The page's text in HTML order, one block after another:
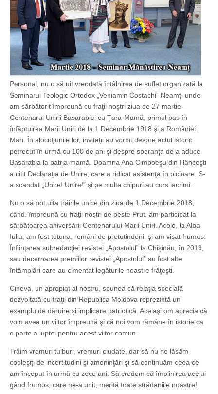
Personal, nu o să uit vreodată întâlnirea de suflet organizată la
Seminarul Teologic Ortodox „Veniamin Costachi” Neamţ, unde
am sărbătorit împreună cu fraţii noştri ziua de 27 martie –
Centenarul Unirii Basarabiei cu Ţara-Mamă, primul pas în
înfăptuirea Marii Uniri de la 1 Decembrie 1918 şi a României
Mari. În alocuţiunile lor, invitaţii au vorbit despre actul istoric
petrecut în urmă cu 100 de ani şi despre speranţa de a aduce
Basarabia la patria-mamă. Doamna Ana Cimpoeşu din Hânceşti
a citit Declaraţia de Unire, care a ridicat asistenţa în picioare. S-
a scandat „Unire! Unire!” şi pe multe chipuri au curs lacrimi.
Nu o să pot uita trăirile unice din ziua de 1 Decembrie 2018,
când, împreună cu fraţii noştri de peste Prut, am participat la
sărbătoarea aniversării Centenarului Marii Uniri. Acolo, la Alba
Iulia, am fost totuna, români de pretutindeni, şi am visat frumos.
Înfiinţarea subredacţiei revistei „Apostolul” la Chişinău, în 2019,
sau decernarea premiilor revistei „Apostolul” au fost alte
întâmplări care au cimentat legăturile noastre frăţeşti.
Cineva, un apropiat al nostru, spunea că relaţia specială
dezvoltată cu fraţii din Republica Moldova reprezintă un
exemplu de dăruire şi implicare patriotică. Acelaşi om aprecia că
vom avea un viitor împreună şi că noi vom rămâne în istorie ca
o parte a luptei pentru acest viitor comun.
Trăim vremuri tulburi, vremuri ciudate, dar să nu ne lăsăm
copleşiţi de incertitudini şi ameninţări şi să continuăm ceea ce
am început în urmă cu zece ani. Să credem că împlinirea acelui
gând frumos, care ne-a unit, merită toate strădaniile noastre!